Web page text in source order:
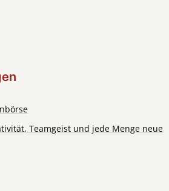
Teamgeist und jede Menge neue